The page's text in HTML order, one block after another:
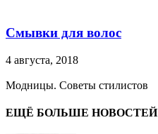
Смывки для волос
4 августа, 2018
Модницы. Советы стилистов
ЕЩЁ БОЛЬШЕ НОВОСТЕЙ